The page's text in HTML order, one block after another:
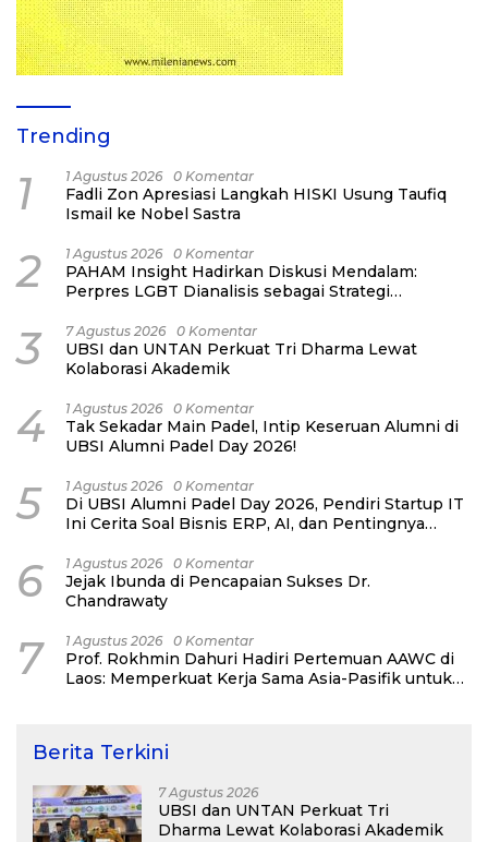
Trending
1 1 Agustus 2026 0 Komentar
Fadli Zon Apresiasi Langkah HISKI Usung Taufiq
Ismail ke Nobel Sastra
2 1 Agustus 2026 0 Komentar
PAHAM Insight Hadirkan Diskusi Mendalam:
Perpres LGBT Dianalisis sebagai Strategi
3 7 Agustus 2026 0 Komentar
UBSI dan UNTAN Perkuat Tri Dharma Lewat
Kolaborasi Akademik
4 1 Agustus 2026 0 Komentar
Tak Sekadar Main Padel, Intip Keseruan Alumni di
UBSI Alumni Padel Day 2026!
5 1 Agustus 2026 0 Komentar
Di UBSI Alumni Padel Day 2026, Pendiri Startup IT
Ini Cerita Soal Bisnis ERP, AI, dan Pentingnya
6 1 Agustus 2026 0 Komentar
Jejak Ibunda di Pencapaian Sukses Dr.
Chandrawaty
7 1 Agustus 2026 0 Komentar
Prof. Rokhmin Dahuri Hadiri Pertemuan AAWC di
Laos: Memperkuat Kerja Sama Asia-Pasifik untuk
Berita Terkini
7 Agustus 2026
UBSI dan UNTAN Perkuat Tri
Dharma Lewat Kolaborasi Akademik